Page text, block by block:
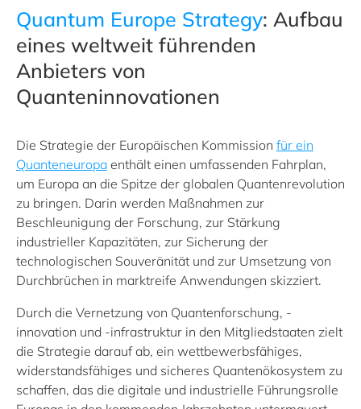
Quantum Europe Strategy: Aufbau
eines weltweit führenden
Anbieters von
Quanteninnovationen
Die Strategie der Europäischen Kommission für ein
Quanteneuropa enthält einen umfassenden Fahrplan,
um Europa an die Spitze der globalen Quantenrevolution
zu bringen. Darin werden Maßnahmen zur
Beschleunigung der Forschung, zur Stärkung
industrieller Kapazitäten, zur Sicherung der
technologischen Souveränität und zur Umsetzung von
Durchbrüchen in marktreife Anwendungen skizziert.
Durch die Vernetzung von Quantenforschung, -
innovation und -infrastruktur in den Mitgliedstaaten zielt
die Strategie darauf ab, ein wettbewerbsfähiges,
widerstandsfähiges und sicheres Quantenökosystem zu
schaffen, das die digitale und industrielle Führungsrolle